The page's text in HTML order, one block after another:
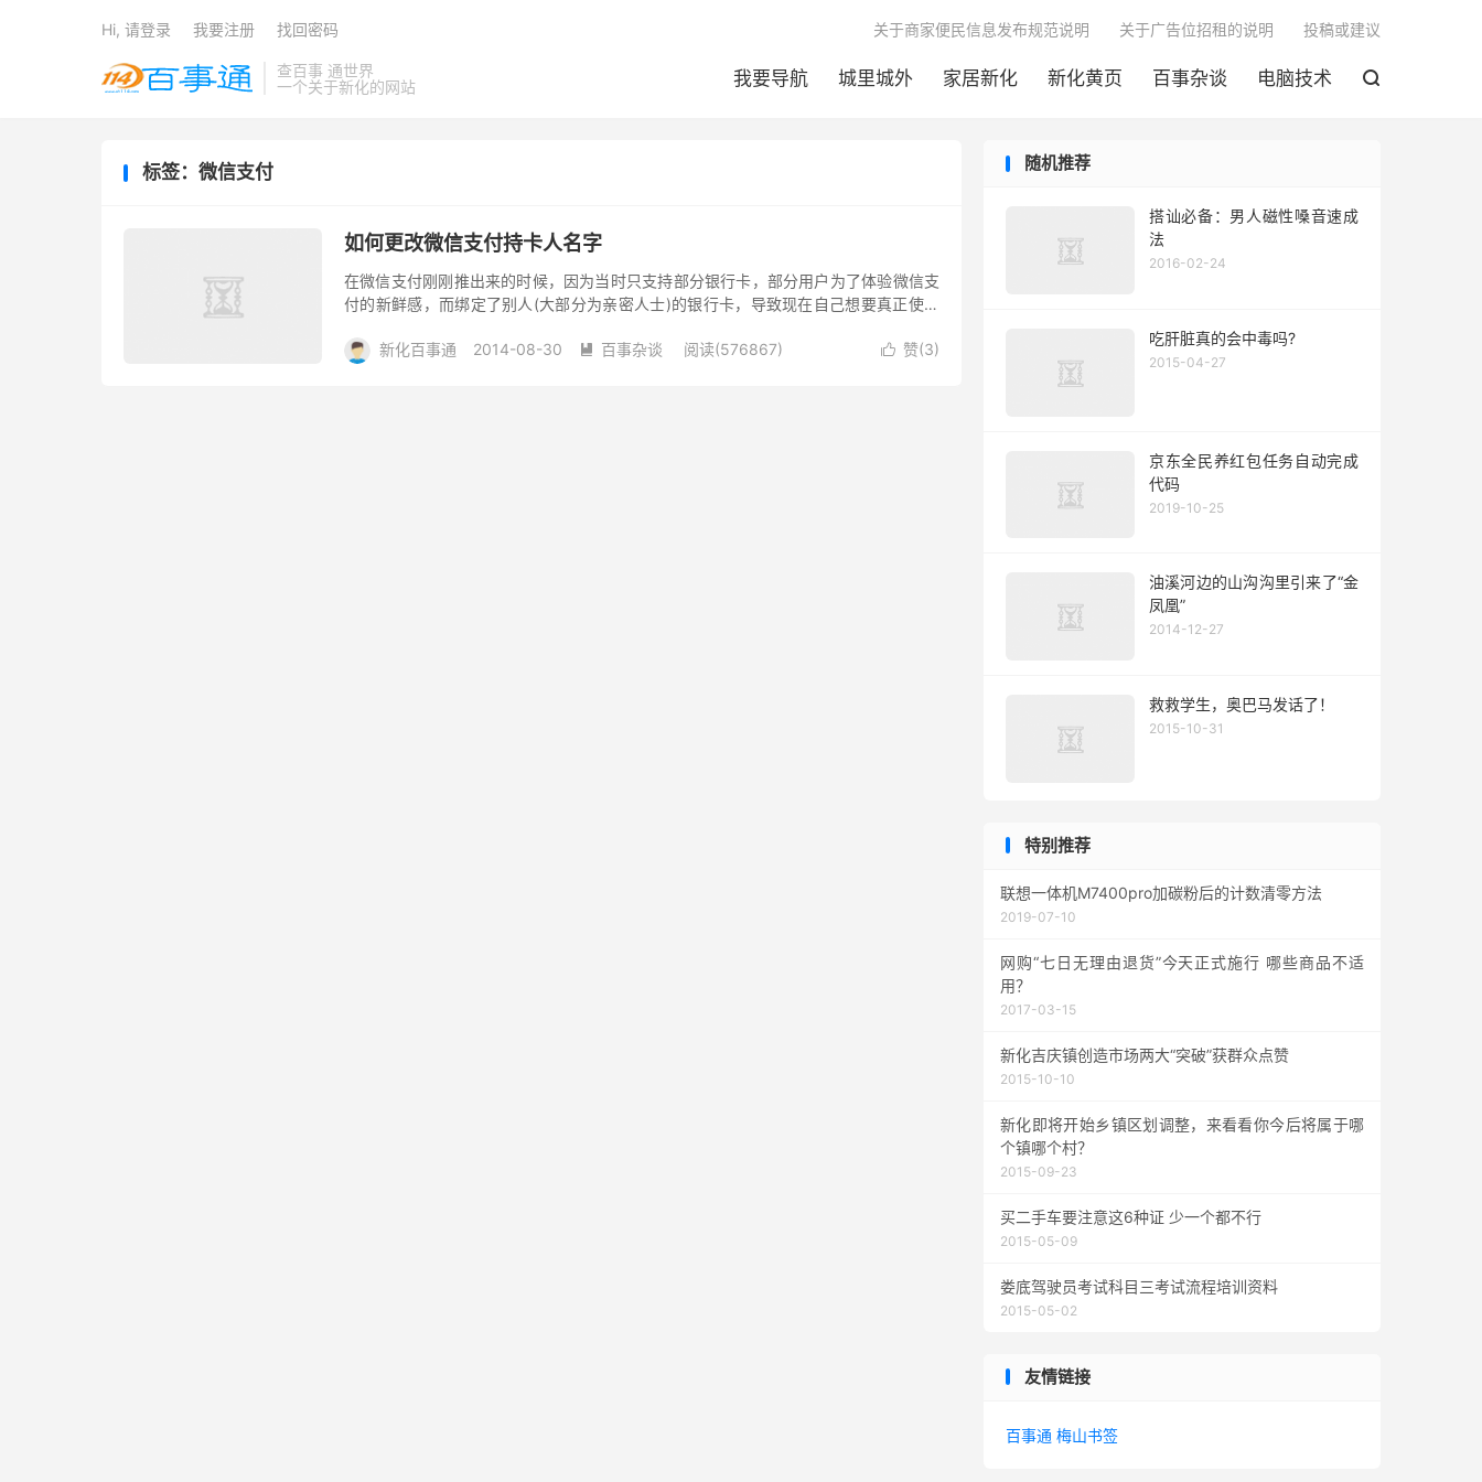
查百事 通世界
一个关于新化的网站
我要导航 城里城外 家居新化 新化黄页 百事杂谈 电脑技术 
关于商家便民信息发布规范说明 关于广告位招租的说明 投稿或建议
Hi, 请登录 我要注册 找回密码
标签：微信支付
如何更改微信支付持卡人名字
在微信支付刚刚推出来的时候，因为当时只支持部分银行卡，部分用户为了体验微信支
付的新鲜感，而绑定了别人(大部分为亲密人士)的银行卡，导致现在自己想要真正使用
 赞(3)
新化百事通 2014-08-30  百事杂谈 阅读(576867)
随机推荐
搭讪必备：男人磁性嗓音速成
法
2016-02-24
吃肝脏真的会中毒吗?
2015-04-27
京东全民养红包任务自动完成
代码
2019-10-25
油溪河边的山沟沟里引来了“金
凤凰”
2014-12-27
救救学生，奥巴马发话了！
2015-10-31
特别推荐
联想一体机M7400pro加碳粉后的计数清零方法
2019-07-10
网购“七日无理由退货”今天正式施行 哪些商品不适
用？
2017-03-15
新化吉庆镇创造市场两大“突破”获群众点赞
2015-10-10
新化即将开始乡镇区划调整，来看看你今后将属于哪
个镇哪个村？
2015-09-23
买二手车要注意这6种证 少一个都不行
2015-05-09
娄底驾驶员考试科目三考试流程培训资料
2015-05-02
友情链接
百事通 梅山书签